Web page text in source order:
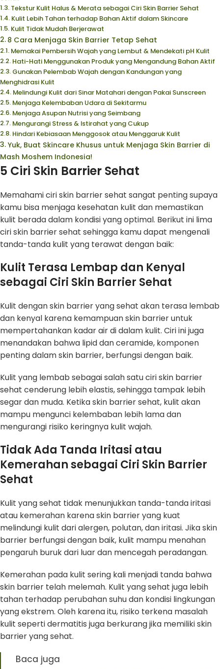
Tekstur Kulit Halus & Merata sebagai Ciri Skin Barrier Sehat
Kulit Lebih Tahan terhadap Bahan Aktif dalam Skincare
Kulit Tidak Mudah Berjerawat
8 Cara Menjaga Skin Barrier Tetap Sehat
Memakai Pembersih Wajah yang Lembut & Mendekati pH Kulit
Hati-Hati Menggunakan Produk yang Mengandung Bahan Aktif
Gunakan Pelembab Wajah dengan Kandungan yang
Menghidrasi Kulit
Melindungi Kulit dari Sinar Matahari dengan Pakai Sunscreen
Menjaga Kelembaban Udara di Sekitarmu
Menjaga Asupan Nutrisi yang Seimbang
Mengurangi Stress & Istirahat yang Cukup
Hindari Kebiasaan Menggosok atau Menggaruk Kulit
Yuk, Buat Skincare Khusus untuk Menjaga Skin Barrier di
Mash Moshem Indonesia!
5 Ciri Skin Barrier Sehat
Memahami ciri skin barrier sehat sangat penting supaya
kamu bisa menjaga kesehatan kulit dan memastikan
kulit berada dalam kondisi yang optimal. Berikut ini lima
ciri skin barrier sehat sehingga kamu dapat mengenali
tanda-tanda kulit yang terawat dengan baik:
Kulit Terasa Lembap dan Kenyal
sebagai Ciri Skin Barrier Sehat
Kulit dengan skin barrier yang sehat akan terasa lembab
dan kenyal karena kemampuan skin barrier untuk
mempertahankan kadar air di dalam kulit. Ciri ini juga
menandakan bahwa lipid dan ceramide, komponen
penting dalam skin barrier, berfungsi dengan baik.
Kulit yang lembab sebagai salah satu ciri skin barrier
sehat cenderung lebih elastis, sehingga tampak lebih
segar dan muda. Ketika skin barrier sehat, kulit akan
mampu mengunci kelembaban lebih lama dan
mengurangi risiko keringnya kulit wajah.
Tidak Ada Tanda Iritasi atau
Kemerahan sebagai Ciri Skin Barrier
Sehat
Kulit yang sehat tidak menunjukkan tanda-tanda iritasi
atau kemerahan karena skin barrier yang kuat
melindungi kulit dari alergen, polutan, dan iritasi. Jika skin
barrier berfungsi dengan baik, kulit mampu menahan
pengaruh buruk dari luar dan mencegah peradangan.
Kemerahan pada kulit sering kali menjadi tanda bahwa
skin barrier telah melemah. Kulit yang sehat juga lebih
tahan terhadap perubahan suhu dan kondisi lingkungan
yang ekstrem. Oleh karena itu, risiko terkena masalah
kulit seperti dermatitis juga berkurang jika memiliki skin
barrier yang sehat.
Baca juga